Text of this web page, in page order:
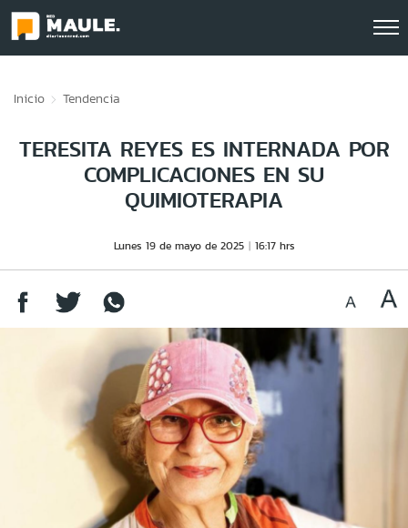
Inicio Tendencia
TERESITA REYES ES INTERNADA POR
COMPLICACIONES EN SU
QUIMIOTERAPIA
Lunes 19 de mayo de 2025 16:17 hrs